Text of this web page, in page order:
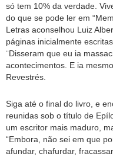
só tem 10% da verdade.
do que se pode ler em
Letras aconselhou Luiz
páginas inicialmente
¨Disseram que eu ia
acontecimentos. E ia
Revestrés.
Siga até o final do livro, e
reunidas sob o título de
um escritor mais maduro,
“Embora, não sei em que
afundar, chafurdar,